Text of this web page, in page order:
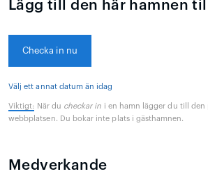
Lägg till den här hamnen
Checka in nu
Välj ett annat datum än idag
Viktigt: När du checkar in i en hamn lägger du till den
webbplatsen. Du bokar inte plats i gästhamnen.
Medverkande